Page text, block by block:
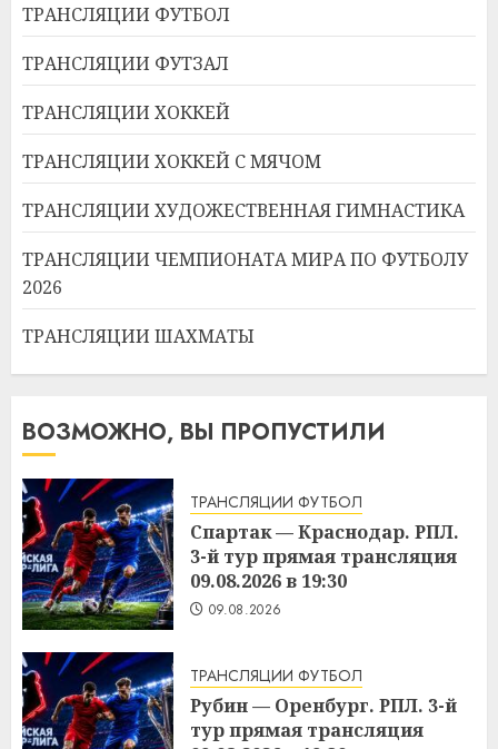
ТРАНСЛЯЦИИ ФУТБОЛ
ТРАНСЛЯЦИИ ФУТЗАЛ
ТРАНСЛЯЦИИ ХОККЕЙ
ТРАНСЛЯЦИИ ХОККЕЙ С МЯЧОМ
ТРАНСЛЯЦИИ ХУДОЖЕСТВЕННАЯ ГИМНАСТИКА
ТРАНСЛЯЦИИ ЧЕМПИОНАТА МИРА ПО ФУТБОЛУ
2026
ТРАНСЛЯЦИИ ШАХМАТЫ
ВОЗМОЖНО, ВЫ ПРОПУСТИЛИ
ТРАНСЛЯЦИИ ФУТБОЛ
Спартак — Краснодар. РПЛ.
3-й тур прямая трансляция
09.08.2026 в 19:30
09.08.2026
ТРАНСЛЯЦИИ ФУТБОЛ
Рубин — Оренбург. РПЛ. 3-й
тур прямая трансляция